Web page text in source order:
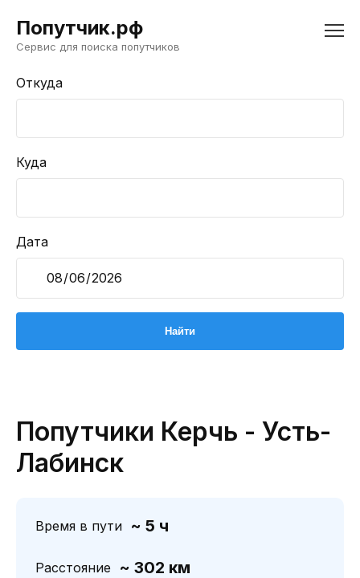
Попутчик.рф
Сервис для поиска попутчиков
Откуда
Куда
Дата
Попутчики Керчь - Усть-
Лабинск
Время в пути ~ 5 ч
Расстояние ~ 302 км